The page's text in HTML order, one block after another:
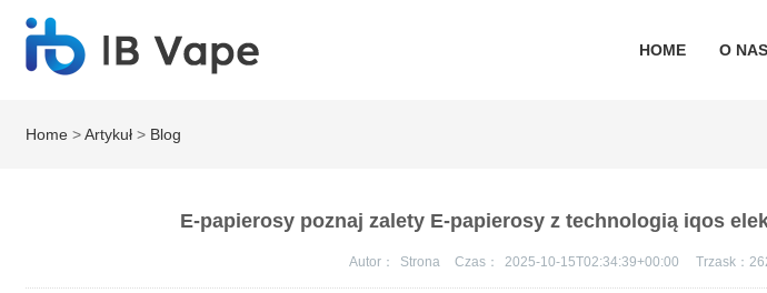
HOME O NAS
Home >Artykuł > Blog
E-papierosy poznaj zalety E-papierosy z technologią iqos
Autor： Strona Czas： 2025-10-15T02:34:39+00:00 Trzask：